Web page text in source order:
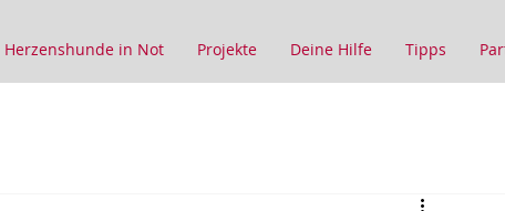
Herzenshunde in Not Projekte Deine Hilfe Tipps